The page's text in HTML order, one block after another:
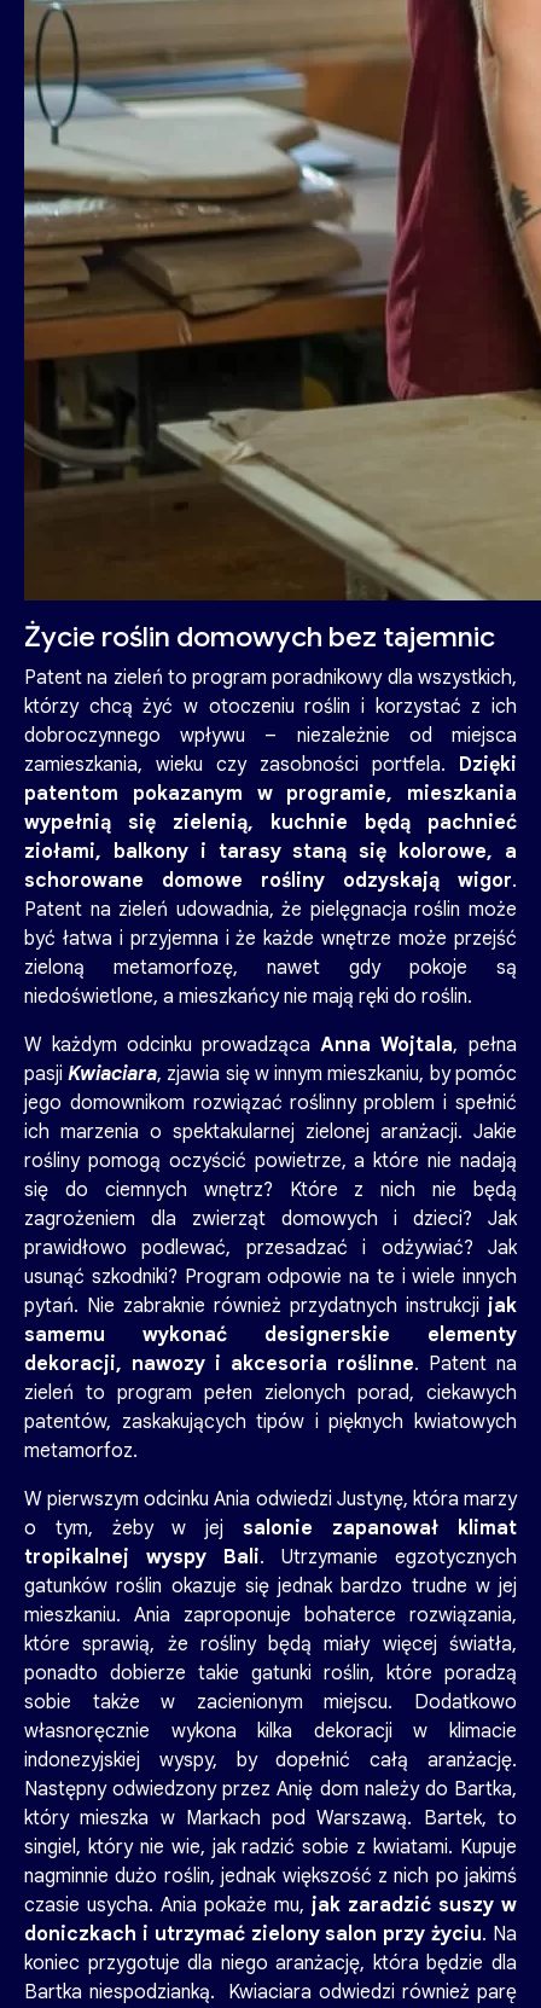
Życie roślin domowych bez tajemnic
Patent na zieleń to program poradnikowy dla wszystkich,
którzy chcą żyć w otoczeniu roślin i korzystać z ich
dobroczynnego wpływu – niezależnie od miejsca
zamieszkania, wieku czy zasobności portfela. Dzięki
patentom pokazanym w programie, mieszkania
wypełnią się zielenią, kuchnie będą pachnieć
ziołami, balkony i tarasy staną się kolorowe, a
schorowane domowe rośliny odzyskają wigor.
Patent na zieleń udowadnia, że pielęgnacja roślin może
być łatwa i przyjemna i że każde wnętrze może przejść
zieloną metamorfozę, nawet gdy pokoje są
niedoświetlone, a mieszkańcy nie mają ręki do roślin.
W każdym odcinku prowadząca Anna Wojtala, pełna
pasji Kwiaciara, zjawia się w innym mieszkaniu, by pomóc
jego domownikom rozwiązać roślinny problem i spełnić
ich marzenia o spektakularnej zielonej aranżacji. Jakie
rośliny pomogą oczyścić powietrze, a które nie nadają
się do ciemnych wnętrz? Które z nich nie będą
zagrożeniem dla zwierząt domowych i dzieci? Jak
prawidłowo podlewać, przesadzać i odżywiać? Jak
usunąć szkodniki? Program odpowie na te i wiele innych
pytań. Nie zabraknie również przydatnych instrukcji jak
samemu wykonać designerskie elementy
dekoracji, nawozy i akcesoria roślinne. Patent na
zieleń to program pełen zielonych porad, ciekawych
patentów, zaskakujących tipów i pięknych kwiatowych
metamorfoz.
W pierwszym odcinku Ania odwiedzi Justynę, która marzy
o tym, żeby w jej salonie zapanował klimat
tropikalnej wyspy Bali. Utrzymanie egzotycznych
gatunków roślin okazuje się jednak bardzo trudne w jej
mieszkaniu. Ania zaproponuje bohaterce rozwiązania,
które sprawią, że rośliny będą miały więcej światła,
ponadto dobierze takie gatunki roślin, które poradzą
sobie także w zacienionym miejscu. Dodatkowo
własnoręcznie wykona kilka dekoracji w klimacie
indonezyjskiej wyspy, by dopełnić całą aranżację.
Następny odwiedzony przez Anię dom należy do Bartka,
który mieszka w Markach pod Warszawą. Bartek, to
singiel, który nie wie, jak radzić sobie z kwiatami. Kupuje
nagminnie dużo roślin, jednak większość z nich po jakimś
czasie usycha. Ania pokaże mu, jak zaradzić suszy w
doniczkach i utrzymać zielony salon przy życiu. Na
koniec przygotuje dla niego aranżację, która będzie dla
Bartka niespodzianką. Kwiaciara odwiedzi również parę